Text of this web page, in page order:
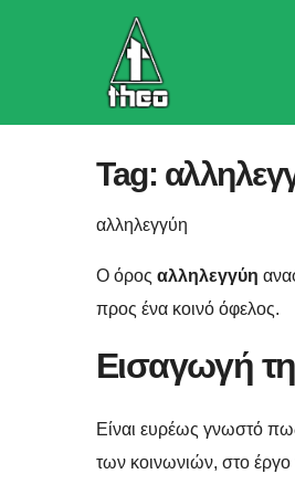
Tag:
αλληλεγγύη
Ο όρος αλληλεγγύη
προς ένα κοινό όφελος.
Εισαγωγή
Είναι ευρέως γνωστό
των κοινωνιών, στο έργο